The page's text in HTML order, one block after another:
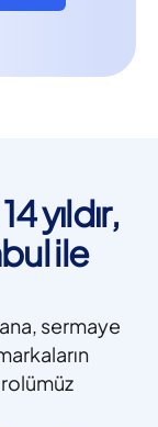
yıldır,
ile
sermaye